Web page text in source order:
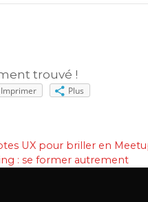
trouvé !
Imprimer Plus
UX pour briller en
: se former autrement